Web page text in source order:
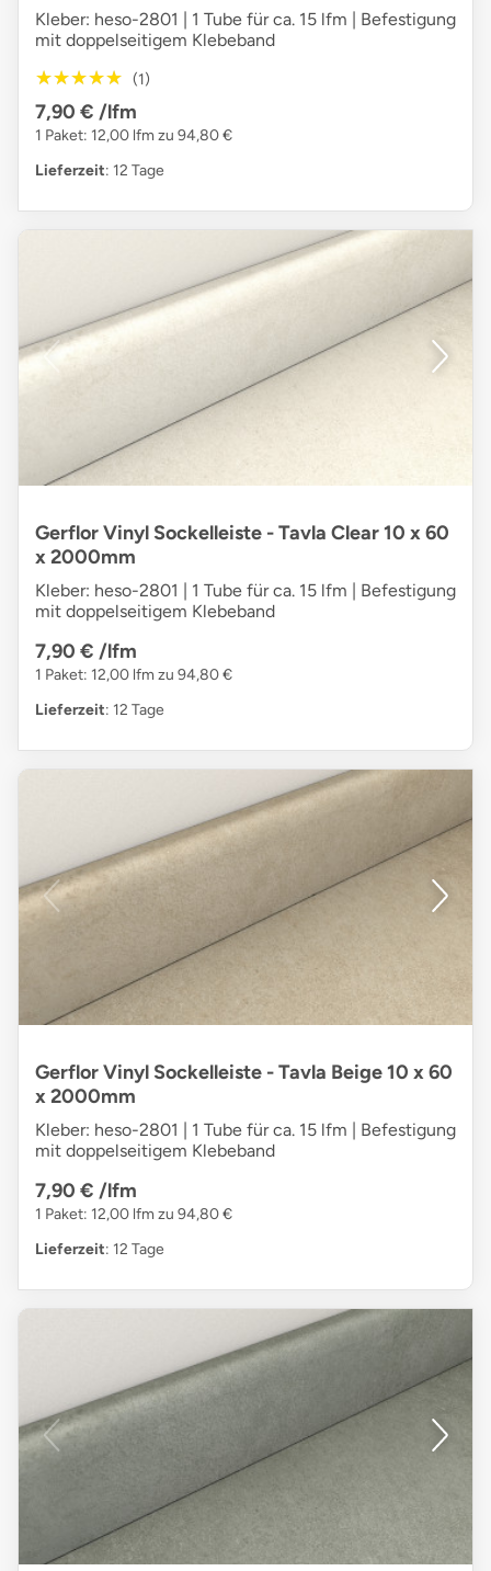
Kleber: heso-2801 | 1 Tube für ca. 15 lfm | Befestigung
mit doppelseitigem Klebeband
★★★★★
★★★★★ (1)
7,90 € /lfm
1 Paket: 12,00 lfm zu 94,80 €
Lieferzeit: 12 Tage
Gerflor Vinyl Sockelleiste - Tavla Clear 10 x 60
x 2000mm
Kleber: heso-2801 | 1 Tube für ca. 15 lfm | Befestigung
mit doppelseitigem Klebeband
7,90 € /lfm
1 Paket: 12,00 lfm zu 94,80 €
Lieferzeit: 12 Tage
Gerflor Vinyl Sockelleiste - Tavla Beige 10 x 60
x 2000mm
Kleber: heso-2801 | 1 Tube für ca. 15 lfm | Befestigung
mit doppelseitigem Klebeband
7,90 € /lfm
1 Paket: 12,00 lfm zu 94,80 €
Lieferzeit: 12 Tage